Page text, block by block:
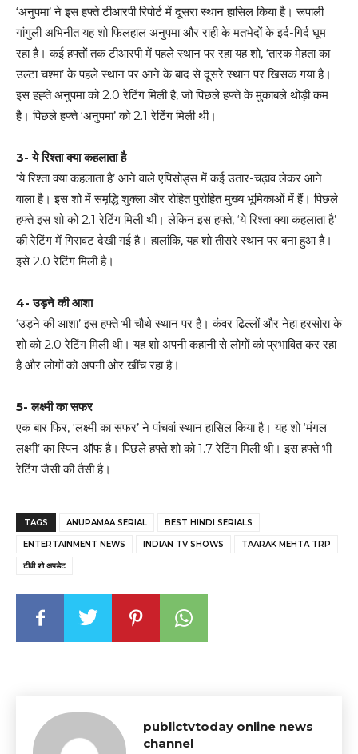
‘अनुपमा’ ने इस हफ्ते टीआरपी रिपोर्ट में दूसरा स्थान हासिल किया है। रूपाली
गांगुली अभिनीत यह शो फिलहाल अनुपमा और राही के मतभेदों के इर्द-गिर्द घूम
रहा है। कई हफ्तों तक टीआरपी में पहले स्थान पर रहा यह शो, ‘तारक मेहता का
उल्टा चश्मा’ के पहले स्थान पर आने के बाद से दूसरे स्थान पर खिसक गया है।
इस हह्ते अनुपमा को 2.0 रेटिंग मिली है, जो पिछले हफ्ते के मुकाबले थोड़ी कम
है। पिछले हफ्ते ‘अनुपमा’ को 2.1 रेटिंग मिली थी।
3- ये रिश्ता क्या कहलाता है
‘ये रिश्ता क्या कहलाता है’ आने वाले एपिसोड्स में कई उतार-चढ़ाव लेकर आने
वाला है। इस शो में समृद्धि शुक्ला और रोहित पुरोहित मुख्य भूमिकाओं में हैं। पिछले
हफ्ते इस शो को 2.1 रेटिंग मिली थी। लेकिन इस हफ्ते, ‘ये रिश्ता क्या कहलाता है’
की रेटिंग में गिरावट देखी गई है। हालांकि, यह शो तीसरे स्थान पर बना हुआ है।
इसे 2.0 रेटिंग मिली है।
4- उड़ने की आशा
‘उड़ने की आशा’ इस हफ्ते भी चौथे स्थान पर है। कंवर ढिल्लों और नेहा हरसोरा के
शो को 2.0 रेटिंग मिली थी। यह शो अपनी कहानी से लोगों को प्रभावित कर रहा
है और लोगों को अपनी ओर खींच रहा है।
5- लक्ष्मी का सफर
एक बार फिर, ‘लक्ष्मी का सफर’ ने पांचवां स्थान हासिल किया है। यह शो ‘मंगल
लक्ष्मी’ का स्पिन-ऑफ है। पिछले हफ्ते शो को 1.7 रेटिंग मिली थी। इस हफ्ते भी
रेटिंग जैसी की तैसी है।
TAGS ANUPAMAA SERIAL BEST HINDI SERIALS
ENTERTAINMENT NEWS INDIAN TV SHOWS TAARAK MEHTA TRP
टीवी शो अपडेट
publictvtoday online news
channel